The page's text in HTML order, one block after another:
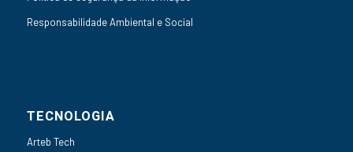
Responsabilidade Ambiental e Social
TECNOLOGIA
Arteb Tech